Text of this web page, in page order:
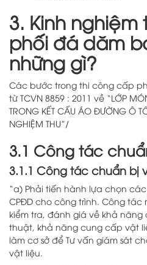
3. Kinh
phối đá dăm
những gì?
Các bước trong thi công cấp
từ TCVN 8859 : 2011 về “LỚP
TRONG KẾT CẤU ÁO ĐƯỜNG Ô
NGHIỆM THU”/
3.1 Công tác
3.1.1 Công tác chuẩn bị
“a) Phải tiến hành lựa chọn
CPĐD cho công trình. Công
kiểm tra, đánh giá về khả
thuật, khả năng cung cấp vật
làm cơ sở để Tư vấn giám sát
vật liệu.